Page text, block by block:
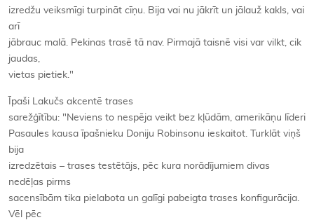
izredžu veiksmīgi turpināt cīņu. Bija vai nu jākrīt un jālauž kakls, vai
arī
jābrauc malā. Pekinas trasē tā nav. Pirmajā taisnē visi var vilkt, cik
jaudas,
vietas pietiek."
Īpaši Lakučs akcentē trases
sarežģītību: "Neviens to nespēja veikt bez kļūdām, amerikāņu līderi
Pasaules kausa īpašnieku Doniju Robinsonu ieskaitot. Turklāt viņš
bija
izredzētais – trases testētājs, pēc kura norādījumiem divas
nedēļas pirms
sacensībām tika pielabota un galīgi pabeigta trases konfigurācija.
Vēl pēc